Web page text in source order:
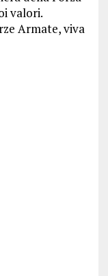
valori.
Armate, viva